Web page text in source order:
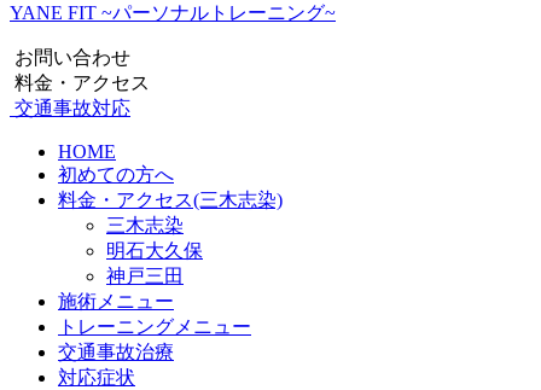
YANE FIT ~パーソナルトレーニング~
お問い合わせ
料金・アクセス
交通事故対応
HOME
初めての方へ
料金・アクセス(三木志染)
三木志染
明石大久保
神戸三田
施術メニュー
トレーニングメニュー
交通事故治療
対応症状